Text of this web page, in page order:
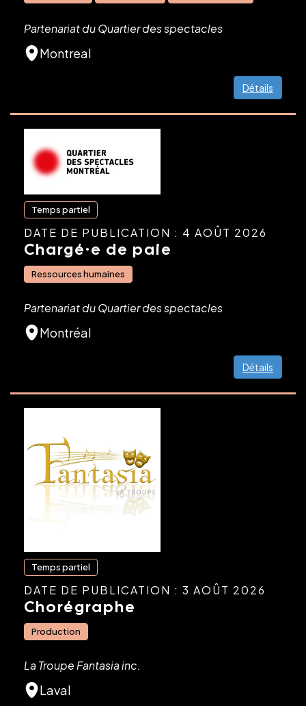
Partenariat du Quartier des spectacles
Montreal
Détails
Temps partiel
DATE DE PUBLICATION : 4 AOÛT 2026
Chargé·e de paie
Ressources humaines
Partenariat du Quartier des spectacles
Montréal
Détails
Temps partiel
DATE DE PUBLICATION : 3 AOÛT 2026
Chorégraphe
Production
La Troupe Fantasia inc.
Laval